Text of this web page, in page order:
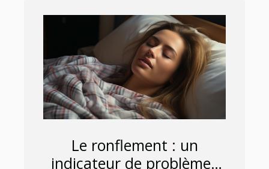
Le ronflement : un
indicateur de problèmes